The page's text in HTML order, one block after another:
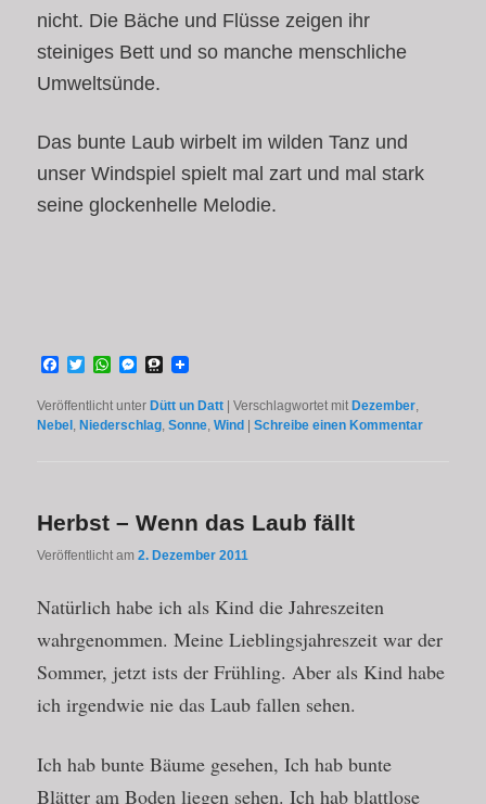
nicht. Die Bäche und Flüsse zeigen ihr
steiniges Bett und so manche menschliche
Umweltsünde.
Das bunte Laub wirbelt im wilden Tanz und
unser Windspiel spielt mal zart und mal stark
seine glockenhelle Melodie.
Facebook
TwitterWhatsApp
Messenger
Threema
Veröffentlicht unter Dütt un Datt |Verschlagwortet mit Dezember,
Nebel,Niederschlag,Sonne,Wind |Schreibe einen Kommentar
Herbst – Wenn das Laub fällt
Veröffentlicht am2. Dezember 2011
Natürlich habe ich als Kind die Jahreszeiten
wahrgenommen. Meine Lieblingsjahreszeit war der
Sommer, jetzt ists der Frühling. Aber als Kind habe
ich irgendwie nie das Laub fallen sehen.
Ich hab bunte Bäume gesehen, Ich hab bunte
Blätter am Boden liegen sehen. Ich hab blattlose